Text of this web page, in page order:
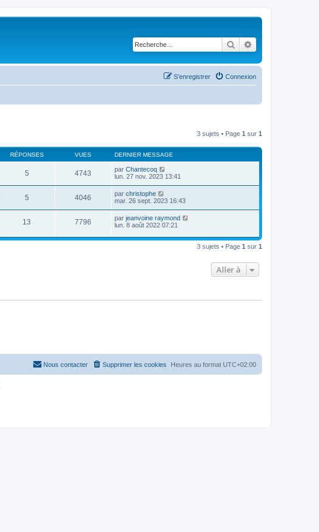
Rechercher
Connexion
S’enregistrer
3 sujets • Page 1 sur 1
RÉPONSES VUES DERNIER MESSAGE
5 4743 par Chantecoq
lun. 27 nov. 2023 13:41
5 4046 par christophe
mar. 26 sept. 2023 16:43
13 7796 par jeanvoine raymond
lun. 8 août 2022 07:21
3 sujets • Page 1 sur 1
Aller à
Heures au format UTC+02:00
Supprimer les cookies
Nous contacter